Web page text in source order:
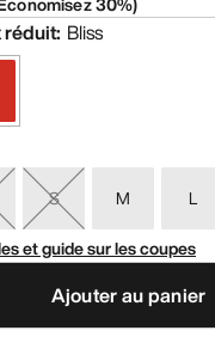
réduit: Bliss
S M L
et guide sur les coupes
Ajouter au panier